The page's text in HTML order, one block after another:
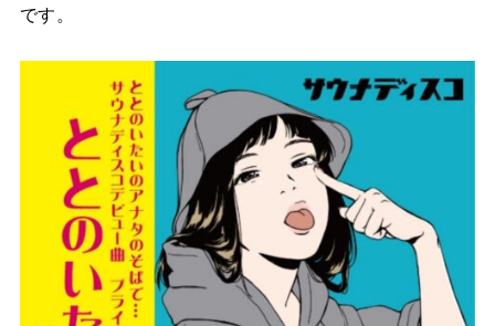
です。